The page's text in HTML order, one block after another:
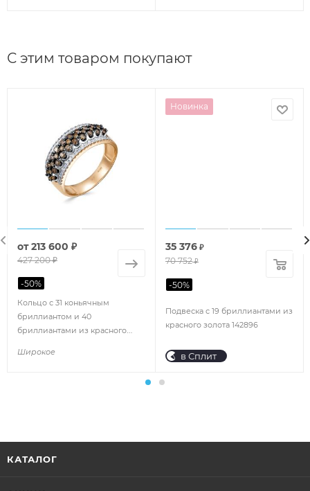
С этим товаром покупают
Кольцо с 31 коньячным
бриллиантом и 40
бриллиантами из красного
Широкое
от213 600 ₽
427 200 ₽
-50%
Новинка
Подвеска с 19 бриллиантами из
красного золота 142896
35 376 ₽
70 752₽
-50%
в Сплит
КАТАЛОГ